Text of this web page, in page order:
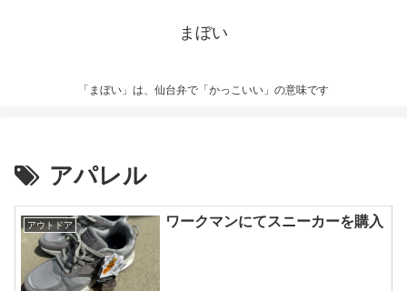
まぼい
「まぼい」は、仙台弁で「かっこいい」の意味です
アパレル
アウトドア ワークマンにてスニーカーを購入